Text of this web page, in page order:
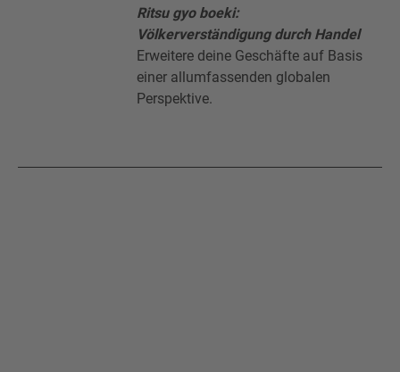
Ritsu gyo boeki:
Völkerverständigung durch Handel
Erweitere deine Geschäfte auf Basis
einer allumfassenden globalen
Perspektive.